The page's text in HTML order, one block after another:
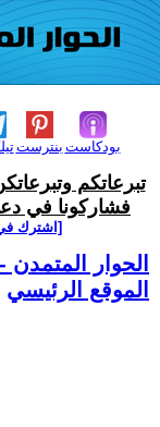
بنترست بودكاست
تبرعاتكم
فشاركونا في
[اشترك في
الحوار المتمدن
الموقع الرئيسي